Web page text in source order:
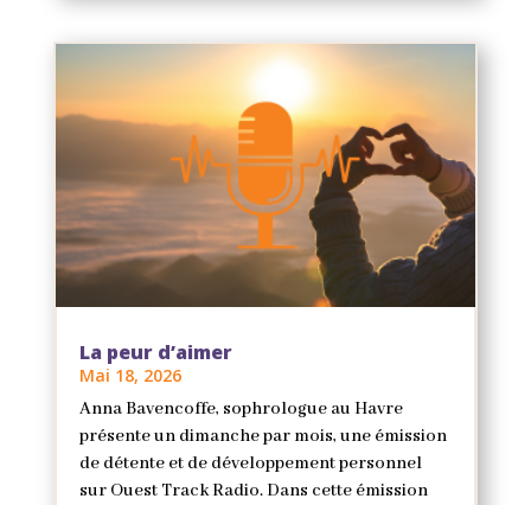
La peur d’aimer
Mai 18, 2026
Anna Bavencoffe, sophrologue au Havre
présente un dimanche par mois, une émission
de détente et de développement personnel
sur Ouest Track Radio. Dans cette émission